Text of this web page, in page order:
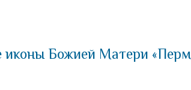
иконы Божией Матери